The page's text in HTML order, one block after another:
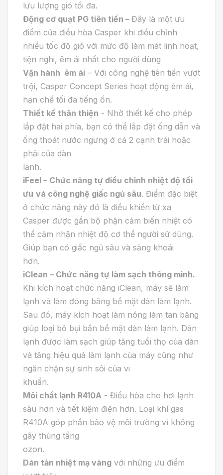
lưu lượng gió tối đa.
Động cơ quạt PG tiên tiến – Đây là một ưu
điểm của điều hòa Casper khi điều chỉnh
nhiều tốc độ gió với mức độ làm mát linh hoạt,
tiện nghi, êm ái nhất cho người dùng
Vận hành êm ái – Với công nghệ tiên tiến vượt
trội, Casper Concept Series hoạt động êm ái,
hạn chế tối đa tiếng ốn.
Thiết kế thân thiện - Nhờ thiết kế cho phép
lắp đặt hai phía, bạn có thể lắp đặt ống dẫn và
ống thoát nước ngưng ở cả 2 cạnh trái hoặc
phải của dàn
lạnh.
iFeel – Chức năng tự điều chỉnh nhiệt độ tối
ưu và công nghệ giấc ngủ sâu. Điểm đặc biệt
ở chức năng này đó là điều khiển từ xa
Casper được gắn bộ phận cảm biến nhiệt có
thể cảm nhận nhiệt độ cơ thể người sử dùng.
Giúp bạn có giấc ngủ sâu và sảng khoái
hơn.
iClean – Chức năng tự làm sạch thông minh.
Khi kích hoạt chức năng iClean, máy sẽ làm
lạnh và làm đóng băng bề mặt dàn làm lạnh.
Sau đó, máy kích hoạt làm nóng làm tan băng
giúp loại bỏ bụi bẩn bề mặt dàn làm lạnh. Dàn
lạnh được làm sạch giúp tăng tuổi thọ của dàn
và tăng hiệu quả làm lạnh của máy cũng như
ngăn chặn sự sinh sôi của vi
khuẩn.
Môi chất lạnh R410A - Điều hòa cho hơi lạnh
sâu hơn và tiết kiệm điện hơn. Loại khí gas
R410A góp phần bảo vệ môi trường vì không
gây thủng tầng
ozon.
Dàn tản nhiệt mạ vàng với những ưu điểm